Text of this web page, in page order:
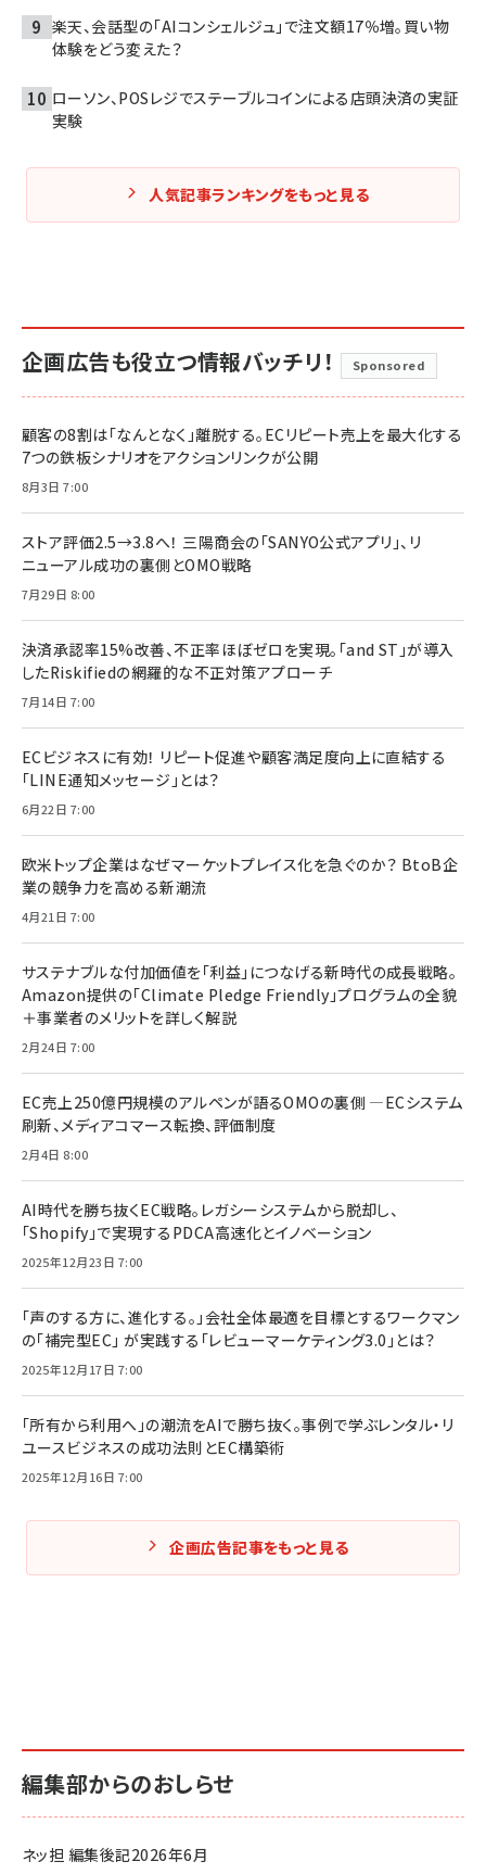
楽天、会話型の「AIコンシェルジュ」で注文額17％増。買い物
体験をどう変えた？
ローソン、POSレジでステーブルコインによる店頭決済の実証
実験
人気記事ランキングをもっと見る
企画広告も役立つ情報バッチリ！ Sponsored
顧客の8割は「なんとなく」離脱する。ECリピート売上を最大化する
7つの鉄板シナリオをアクションリンクが公開
8月3日 7:00
ストア評価2.5→3.8へ！ 三陽商会の「SANYO公式アプリ」、リ
ニューアル成功の裏側とOMO戦略
7月29日 8:00
決済承認率15%改善、不正率ほぼゼロを実現。「and ST」が導入
したRiskifiedの網羅的な不正対策アプローチ
7月14日 7:00
ECビジネスに有効！ リピート促進や顧客満足度向上に直結する
「LINE通知メッセージ」とは？
6月22日 7:00
欧米トップ企業はなぜマーケットプレイス化を急ぐのか？ BtoB企
業の競争力を高める新潮流
4月21日 7:00
サステナブルな付加価値を「利益」につなげる新時代の成長戦略。
Amazon提供の「Climate Pledge Friendly」プログラムの全貌
＋事業者のメリットを詳しく解説
2月24日 7:00
EC売上250億円規模のアルペンが語るOMOの裏側 ―ECシステム
刷新、メディアコマース転換、評価制度
2月4日 8:00
AI時代を勝ち抜くEC戦略。レガシーシステムから脱却し、
「Shopify」で実現するPDCA高速化とイノベーション
2025年12月23日 7:00
「声のする方に、進化する。」会社全体最適を目標とするワークマン
の「補完型EC」 が実践する「レビューマーケティング3.0」とは？
2025年12月17日 7:00
「所有から利用へ」の潮流をAIで勝ち抜く。事例で学ぶレンタル・リ
ユースビジネスの成功法則とEC構築術
2025年12月16日 7:00
企画広告記事をもっと見る
編集部からのおしらせ
ネッ担 編集後記2026年6月